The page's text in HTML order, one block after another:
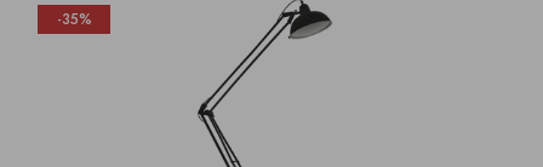
-35%